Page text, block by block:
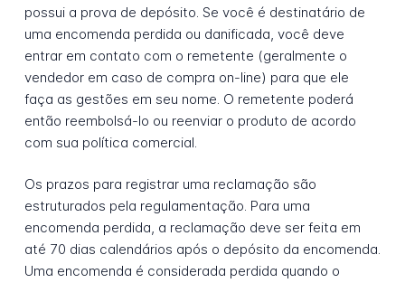
possui a prova de depósito. Se você é destinatário de
uma encomenda perdida ou danificada, você deve
entrar em contato com o remetente (geralmente o
vendedor em caso de compra on-line) para que ele
faça as gestões em seu nome. O remetente poderá
então reembolsá-lo ou reenviar o produto de acordo
com sua política comercial.
Os prazos para registrar uma reclamação são
estruturados pela regulamentação. Para uma
encomenda perdida, a reclamação deve ser feita em
até 70 dias calendários após o depósito da encomenda.
Uma encomenda é considerada perdida quando o